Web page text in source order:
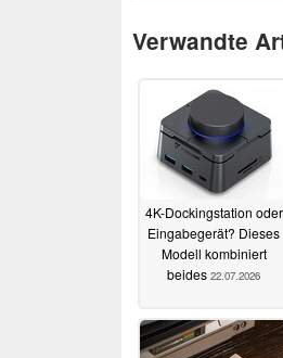
Verwandte
4K-Dockingstation oder
Eingabegerät? Dieses
Modell kombiniert
beides 22.07.2026